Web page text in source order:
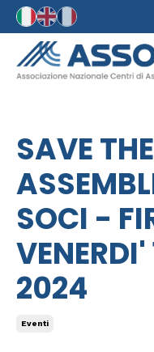
SAVE
SOCI -
2024
Eventi